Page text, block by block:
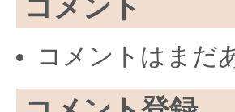
コメント
コメントはまだ